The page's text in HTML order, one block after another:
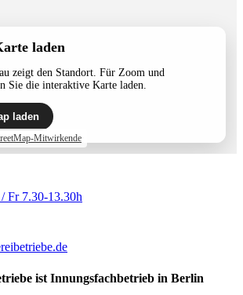
laden
zeigt den Standort. Für Zoom und
Sie die interaktive Karte laden.
laden
Mitwirkende
Fr 7.30-13.30h
ist Innungsfachbetrieb in Berlin